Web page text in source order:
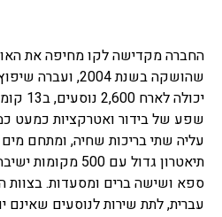
יכולה
שפע של בידור ואטרקציות כמעט
עליה שתי בריכות שחיה, ומתחם מים
תיאטרון גדול עם
ספא ושישה ברים ומסעדות. בצוות
עברית, לתת שירות לנוסעים שאינם